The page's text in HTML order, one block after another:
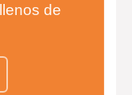
de
maíz y